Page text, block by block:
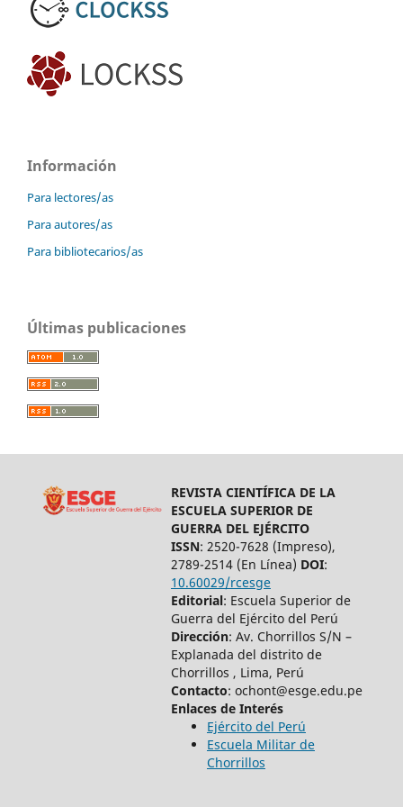
Información
Para lectores/as
Para autores/as
Para bibliotecarios/as
Últimas publicaciones
REVISTA CIENTÍFICA DE LA
ESCUELA SUPERIOR DE
GUERRA DEL EJÉRCITO
ISSN: 2520-7628 (Impreso),
2789-2514 (En Línea) DOI:
10.60029/rcesge
Editorial: Escuela Superior de
Guerra del Ejército del Perú
Dirección: Av. Chorrillos S/N –
Explanada del distrito de
Chorrillos , Lima, Perú
Contacto: ochont@esge.edu.pe
Enlaces de Interés
Ejército del Perú
Escuela Militar de
Chorrillos